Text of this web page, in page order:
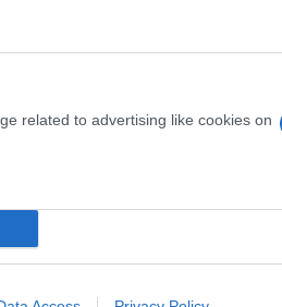
related to advertising like cookies on
Παρότι οι επίσημοι
να αισθάνονται